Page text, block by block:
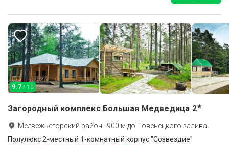
9.7 / 10
Загородный комплекс Большая Медведица 2★
Медвежьегорский район · 900 м до Повенецкого залива
Полулюкс 2-местный 1-комнатный корпус "Созвездие"